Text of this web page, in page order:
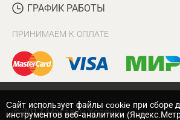
ГРАФИК РАБОТЫ
ПРИНИМАЕМ К ОПЛАТЕ
© 2017 Магазин Хозяин
Cайт использует файлы cookie при сборе
инструментов веб-аналитики